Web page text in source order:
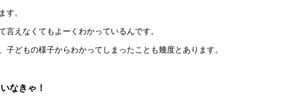
す。
言えなくてもよーくわかっているんです。
子どもの様子からわかってしまったことも幾度とあります。
なきゃ！